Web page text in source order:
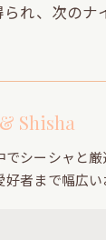
れ、次のナ
Shisha
シーシャと
者まで幅広